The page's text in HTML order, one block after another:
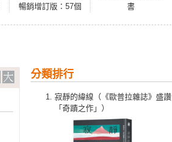
暢銷增訂版：57個
書
分類排行
寂靜的緯線（《歐普拉雜誌》盛讚
「奇蹟之作」）